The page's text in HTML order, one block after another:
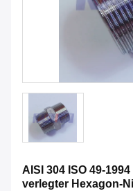
AISI 304 ISO 49-
verlegter Hexagon-